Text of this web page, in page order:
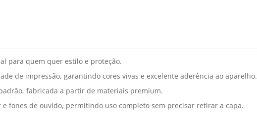
para quem quer estilo e proteção.
de impressão, garantindo cores vivas e excelente aderência ao aparelho.
fabricada a partir de materiais premium.
fones de ouvido, permitindo uso completo sem precisar retirar a capa.